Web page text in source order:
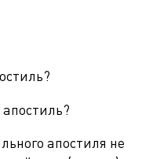
апостиля не